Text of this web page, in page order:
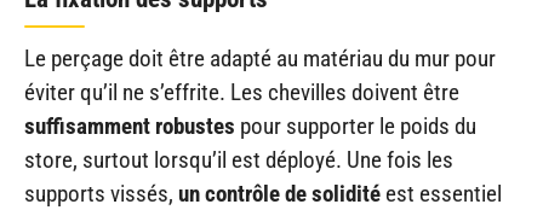
Le perçage doit être adapté au matériau du mur pour
éviter qu’il ne s’effrite. Les chevilles doivent être
suffisamment robustes pour supporter le poids du
store, surtout lorsqu’il est déployé. Une fois les
supports vissés, un contrôle de solidité est essentiel